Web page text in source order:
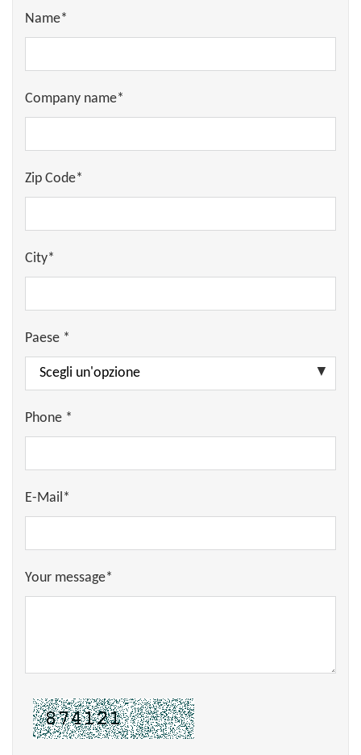
Name*
Company name*
Zip Code*
City*
Paese *
Phone *
E-Mail*
Your message*